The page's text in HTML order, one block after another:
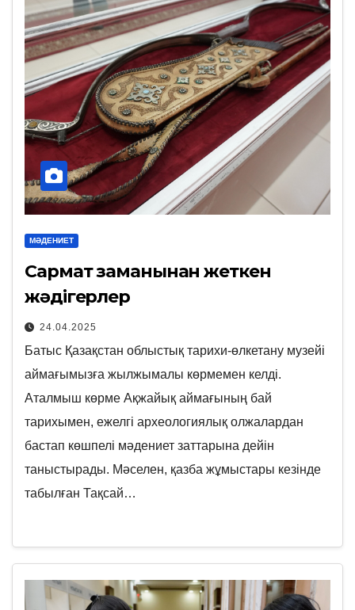
МӘДЕНИЕТ
Сармат заманынан жеткен
жәдігерлер
24.04.2025
Батыс Қазақстан облыстық тарихи-өлкетану музейі
аймағымызға жылжымалы көрмемен келді.
Аталмыш көрме Ақжайық аймағының бай
тарихымен, ежелгі археологиялық олжалардан
бастап көшпелі мәдениет заттарына дейін
таныстырады. Мәселен, қазба жұмыстары кезінде
табылған Тақсай…